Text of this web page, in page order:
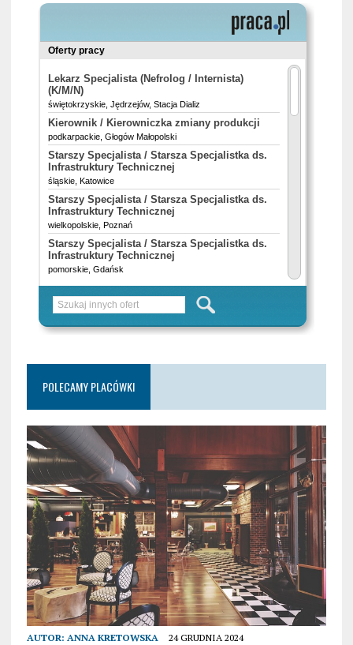
POLECAMY PLACÓWKI
AUTOR: ANNA KRETOWSKA 24 GRUDNIA 2024